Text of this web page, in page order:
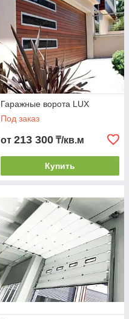
Гаражные ворота LUX
Под заказ
от 213 300 ₸/кв.м
Купить